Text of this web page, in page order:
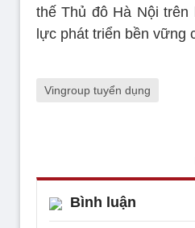
thế Thủ đô Hà Nội
lực phát triển bền vững
Vingroup tuyển dụng
Bình luận